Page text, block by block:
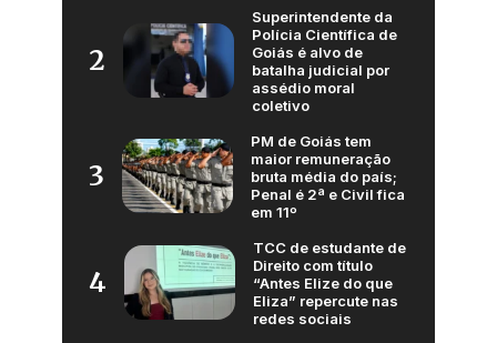
2
Superintendente da
Polícia Científica de
Goiás é alvo de
batalha judicial por
assédio moral
coletivo
3
PM de Goiás tem
maior remuneração
bruta média do país;
Penal é 2ª e Civil fica
em 11º
4
TCC de estudante de
Direito com título
“Antes Elize do que
Eliza” repercute nas
redes sociais